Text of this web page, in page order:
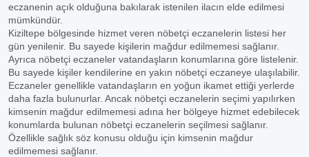
eczanenin açık olduğuna bakılarak istenilen ilacın elde edilmesi
mümkündür.
Kiziltepe bölgesinde hizmet veren nöbetçi eczanelerin listesi her
gün yenilenir. Bu sayede kişilerin mağdur edilmemesi sağlanır.
Ayrıca nöbetçi eczaneler vatandaşların konumlarına göre listelenir.
Bu sayede kişiler kendilerine en yakın nöbetçi eczaneye ulaşılabilir.
Eczaneler genellikle vatandaşların en yoğun ikamet ettiği yerlerde
daha fazla bulunurlar. Ancak nöbetçi eczanelerin seçimi yapılırken
kimsenin mağdur edilmemesi adına her bölgeye hizmet edebilecek
konumlarda bulunan nöbetçi eczanelerin seçilmesi sağlanır.
Özellikle sağlık söz konusu olduğu için kimsenin mağdur
edilmemesi sağlanır.